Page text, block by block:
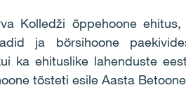
Kolledži õppehoone
ja börsihoone
ka ehituslike lahenduste
tõsteti esile Aasta